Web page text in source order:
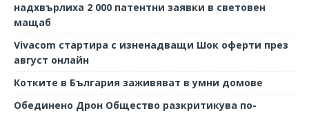
надхвърлиха 2 000 патентни заявки в световен
мащаб
Vivacom стартира с изненадващи Шок оферти през
август онлайн
Котките в България заживяват в умни домове
Обединено Дрон Общество разкритикува по-